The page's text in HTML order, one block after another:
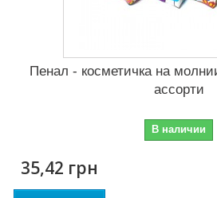
Пенал - косметичка на
ассорти
В наличии
35,42 грн